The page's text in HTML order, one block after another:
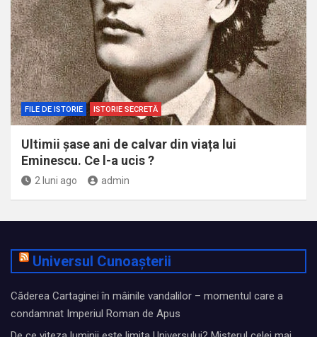
FILE DE ISTORIE ISTORIE SECRETĂ
Ultimii șase ani de calvar din viața lui
Eminescu. Ce l-a ucis ?
2 luni ago admin
Universul Cunoașterii
Căderea Cartaginei în mâinile vandalilor – momentul care a
condamnat Imperiul Roman de Apus